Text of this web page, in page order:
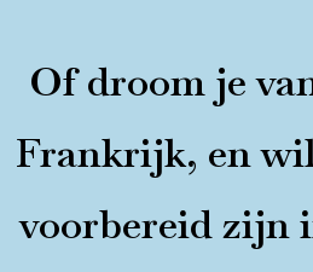
Of droom je
Frankrijk, en
voorbereid zijn